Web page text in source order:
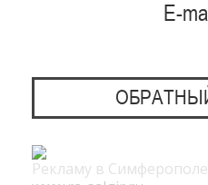
E-
Рекламу в